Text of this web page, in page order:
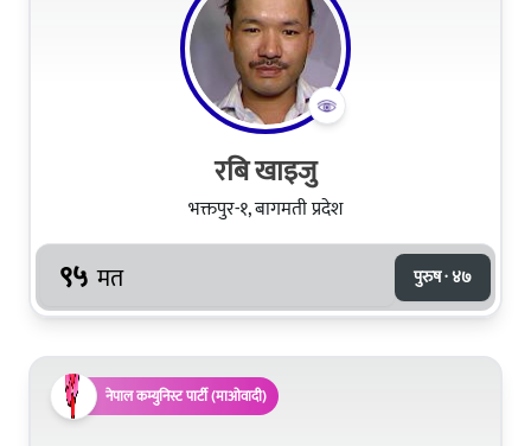
रबि खाइजु
भक्तपुर-१, बागमती प्रदेश
९५ मत पुरुष · ४७
नेपाल कम्युनिस्ट पार्टी (माओवादी)